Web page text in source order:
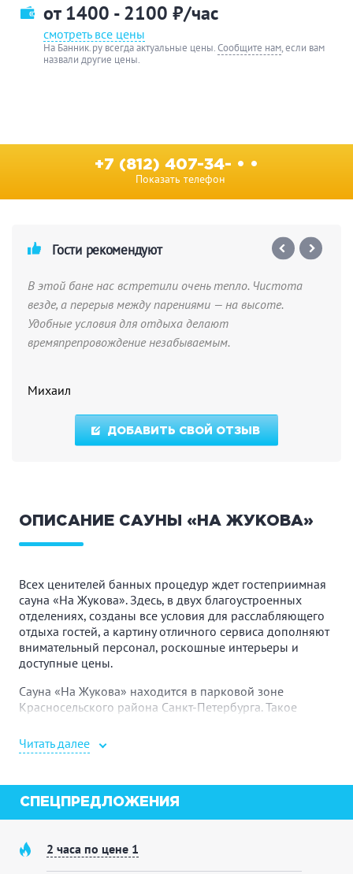
от 1400 - 2100 ₽/час
смотреть все цены
На Банник.ру всегда актуальные цены.Сообщите нам, если вам
назвали другие цены.
+7 (812) 407-34- • •
Показать телефон
ОПИСАНИЕ САУНЫ «НА ЖУКОВА»
Всех ценителей банных процедур ждет гостеприимная
сауна «На Жукова». Здесь, в двух благоустроенных
отделениях, созданы все условия для расслабляющего
отдыха гостей, а картину отличного сервиса дополняют
внимательный персонал, роскошные интерьеры и
доступные цены.
Сауна «На Жукова» находится в парковой зоне
Красносельского района Санкт-Петербурга. Такое
чистый воздух, тишину и полное погружение в
атмосферу традиционного банного отдыха. Царство
проспекте Маршала Жукова.
или устроить веселую банную вечеринку для друзей,
сауна «На Жукова» послужит идеальным местом для
Читать далее
СПЕЦПРЕДЛОЖЕНИЯ
2 часа по цене 1
Гости рекомендуют
В этой бане нас встретили очень тепло. Чистота
везде, а перерыв между парениями — на высоте.
Удобные условия для отдыха делают
времяпрепровождение незабываемым.
Михаил
ДОБАВИТЬ СВОЙ ОТЗЫВ